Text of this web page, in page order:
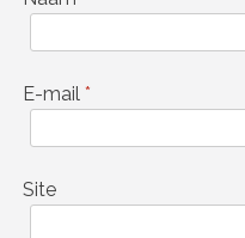
E-mail *
Site